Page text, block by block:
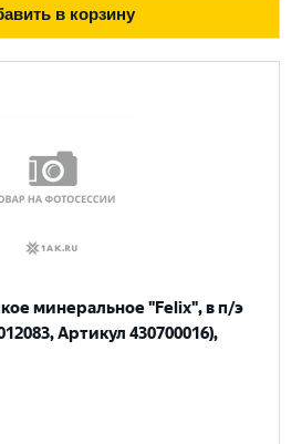
в корзину
минеральное "Felix", в п/э
Артикул 430700016),